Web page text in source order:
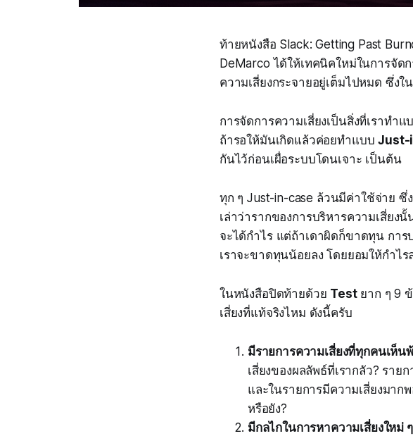
ท้ายหนังสือ Slack: Getting Past
DeMarco ได้ให้เทคนิคใหม่ในการจั
ความเสี่ยงกระจายอยู่เต็มไปหมด ซึ่ง
การจัดการความเสี่ยงเป็นสิ่งที่เราทำแ
ถ้ารอให้มันเกิดแล้วค่อยทำแบบJust-
กันไว้ก่อนเผื่อระบบโดนเจาะ เป็นต้น
ทุก ๆ Just-in-case ล้วนมีค่าใช้จ่าย ซึ่
เล่าว่ารากของการบริหารความเสี่ยง
จะได้กำไร แต่ถ้าเดาผิดก็ขาดทุน การ
เราจะขาดทุนน้อยลง โดยยอมให้กำไร
ในหนังสือปิดท้ายด้วย Testยาก ๆ 9
เสี่ยงที่แท้จริงไหม ดังนี้ครับ
มีรายการความเสี่ยงที่ทุกคนเห็น
เสี่ยงของผลลัพธ์ที่เรากลัว? รา
และในรายการมีความเสี่ยงมาก
หรือยัง?
มีกลไกในการหาความเสี่ยงใหม่